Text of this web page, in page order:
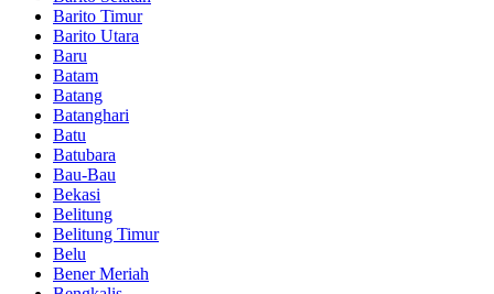
Barito Timur
Barito Utara
Baru
Batam
Batang
Batanghari
Batu
Batubara
Bau-Bau
Bekasi
Belitung
Belitung Timur
Belu
Bener Meriah